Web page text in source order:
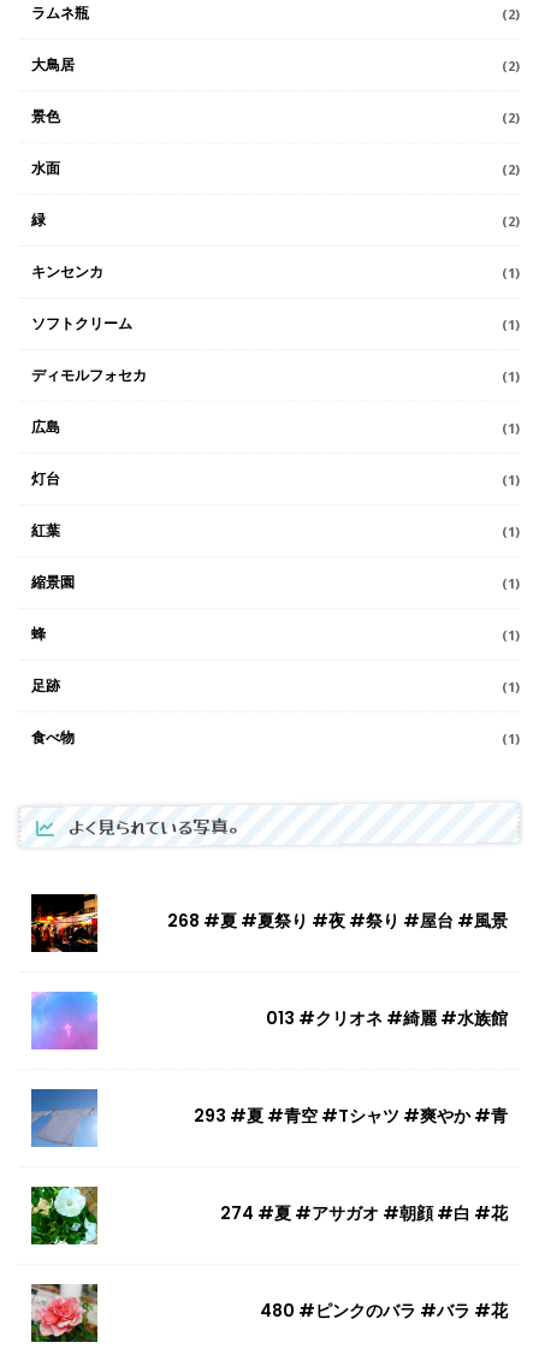
ラムネ瓶 (2)
大鳥居 (2)
景色 (2)
水面 (2)
緑 (2)
キンセンカ (1)
ソフトクリーム (1)
ディモルフォセカ (1)
広島 (1)
灯台 (1)
紅葉 (1)
縮景園 (1)
蜂 (1)
足跡 (1)
食べ物 (1)
よく見られている写真。
268 #夏 #夏祭り #夜 #祭り #屋台 #風景
013 #クリオネ #綺麗 #水族館
293 #夏 #青空 #Tシャツ #爽やか #青
274 #夏 #アサガオ #朝顔 #白 #花
480 #ピンクのバラ #バラ #花